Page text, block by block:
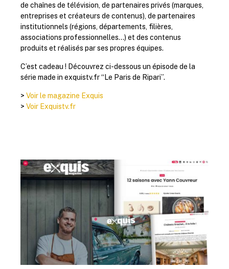
de chaînes de télévision, de partenaires privés (marques,
entreprises et créateurs de contenus), de partenaires
institutionnels (régions, départements, filières,
associations professionnelles…) et des contenus
produits et réalisés par ses propres équipes.
C’est cadeau ! Découvrez ci-dessous un épisode de la
série made in exquistv.fr “Le Paris de Ripari”.
>Voir le magazine Exquis
>Voir Exquistv.fr